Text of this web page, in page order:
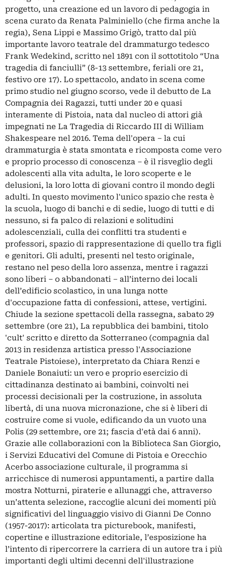
progetto, una creazione ed un lavoro di pedagogia in
scena curato da Renata Palminiello (che firma anche la
regia), Sena Lippi e Massimo Grigò, tratto dal più
importante lavoro teatrale del drammaturgo tedesco
Frank Wedekind, scritto nel 1891 con il sottotitolo “Una
tragedia di fanciulli” (8-13 settembre, feriali ore 21,
festivo ore 17). Lo spettacolo, andato in scena come
primo studio nel giugno scorso, vede il debutto de La
Compagnia dei Ragazzi, tutti under 20 e quasi
interamente di Pistoia, nata dal nucleo di attori già
impegnati ne La Tragedia di Riccardo III di William
Shakespeare nel 2016. Tema dell'opera – la cui
drammaturgia è stata smontata e ricomposta come vero
e proprio processo di conoscenza – è il risveglio degli
adolescenti alla vita adulta, le loro scoperte e le
delusioni, la loro lotta di giovani contro il mondo degli
adulti. In questo movimento l'unico spazio che resta è
la scuola, luogo di banchi e di sedie, luogo di tutti e di
nessuno, si fa palco di relazioni e solitudini
adolescenziali, culla dei conflitti tra studenti e
professori, spazio di rappresentazione di quello tra figli
e genitori. Gli adulti, presenti nel testo originale,
restano nel peso della loro assenza, mentre i ragazzi
sono liberi – o abbandonati – all’interno dei locali
dell’edificio scolastico, in una lunga notte
d'occupazione fatta di confessioni, attese, vertigini.
Chiude la sezione spettacoli della rassegna, sabato 29
settembre (ore 21), La repubblica dei bambini, titolo
'cult' scritto e diretto da Sotterraneo (compagnia dal
2013 in residenza artistica presso l'Associazione
Teatrale Pistoiese), interpretato da Chiara Renzi e
Daniele Bonaiuti: un vero e proprio esercizio di
cittadinanza destinato ai bambini, coinvolti nei
processi decisionali per la costruzione, in assoluta
libertà, di una nuova micronazione, che si è liberi di
costruire come si vuole, edificando da un vuoto una
Polis (29 settembre, ore 21; fascia d'età dai 6 anni).
Grazie alle collaborazioni con la Biblioteca San Giorgio,
i Servizi Educativi del Comune di Pistoia e Orecchio
Acerbo associazione culturale, il programma si
arricchisce di numerosi appuntamenti, a partire dalla
mostra Notturni, piraterie e allunaggi che, attraverso
un’attenta selezione, raccoglie alcuni dei momenti più
significativi del linguaggio visivo di Gianni De Conno
(1957-2017): articolata tra picturebook, manifesti,
copertine e illustrazione editoriale, l’esposizione ha
l’intento di ripercorrere la carriera di un autore tra i più
importanti degli ultimi decenni dell'illustrazione